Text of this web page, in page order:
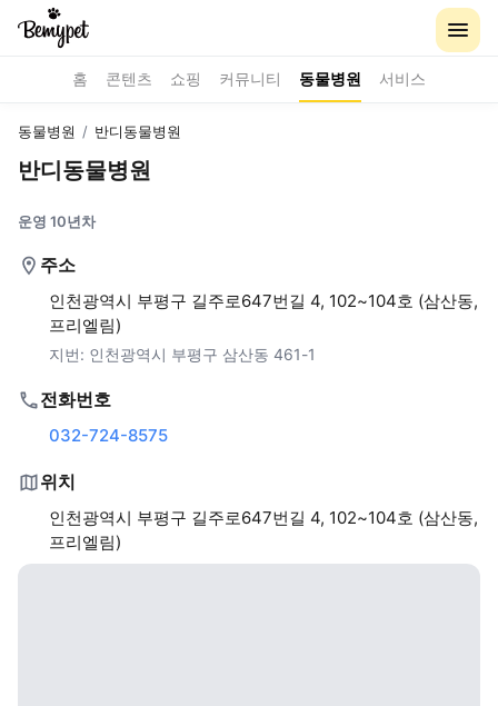
홈 콘텐츠 쇼핑 커뮤니티 동물병원 서비스
동물병원 / 반디동물병원
반디동물병원
운영 10년차
주소
인천광역시 부평구 길주로647번길 4, 102~104호 (삼산동,
프리엘림)
지번: 인천광역시 부평구 삼산동 461-1
전화번호
032-724-8575
위치
인천광역시 부평구 길주로647번길 4, 102~104호 (삼산동,
프리엘림)